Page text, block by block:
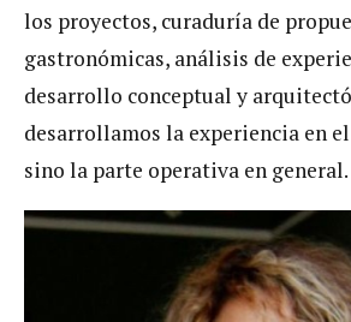
los proyectos, curaduría de
gastronómicas, análisis de
desarrollo conceptual y
desarrollamos la experiencia en
sino la parte operativa en general.